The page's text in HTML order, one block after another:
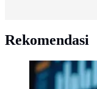
Rekomendasi